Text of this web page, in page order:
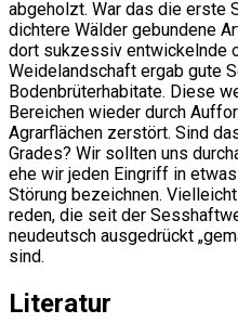
abgeholzt. War das die erste
dichtere Wälder gebundene
dort sukzessiv entwickelnde
Weidelandschaft ergab gute
Bodenbrüterhabitate. Diese
Bereichen wieder durch
Agrarflächen zerstört. Sind
Grades? Wir sollten uns
ehe wir jeden Eingriff in
Störung bezeichnen.
reden, die seit der
neudeutsch ausgedrückt
sind.
Literatur